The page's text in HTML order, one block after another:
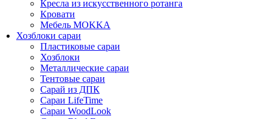
Кресла из искусственного ротанга
Кровати
Мебель MOKKA
Хозблоки сараи
Пластиковые сараи
Хозблоки
Металлические сараи
Тентовые сараи
Сарай из ДПК
Cараи LifeTime
Cараи WoodLook